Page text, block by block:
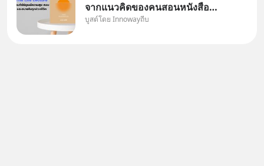
จากแนวคิดของคนสอนหนังสือ
สวัสดีครับเพื่อนๆชาว
บูสต์โดย Innowayถีบ